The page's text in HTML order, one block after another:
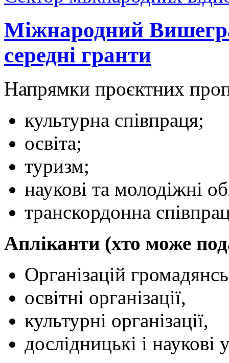
Міжнародний
середні гранти
Напрямки проєктних
культурна співпраця;
освіта;
туризм;
наукові та молодіжні
транскордонна
Апліканти (хто може
Організацій
освітні організації,
культурні організації,
дослідницькі і наукові